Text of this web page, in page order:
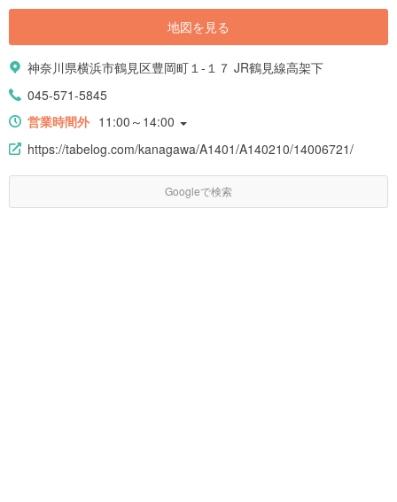
地図を見る
神奈川県横浜市鶴見区豊岡町１-１７ JR鶴見線高架下
045-571-5845
営業時間外 11:00～14:00
https://tabelog.com/kanagawa/A1401/A140210/14006721/
Googleで検索